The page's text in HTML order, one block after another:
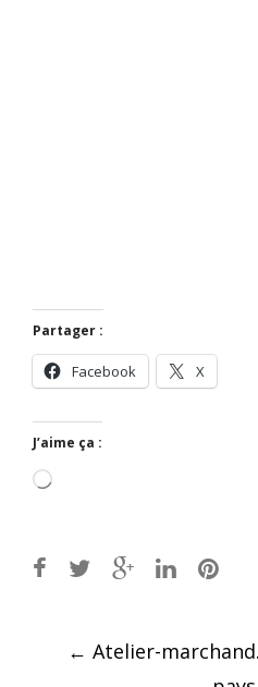
Partager :
Facebook X
J’aime ça :
Chargement…
Post
← Atelier-